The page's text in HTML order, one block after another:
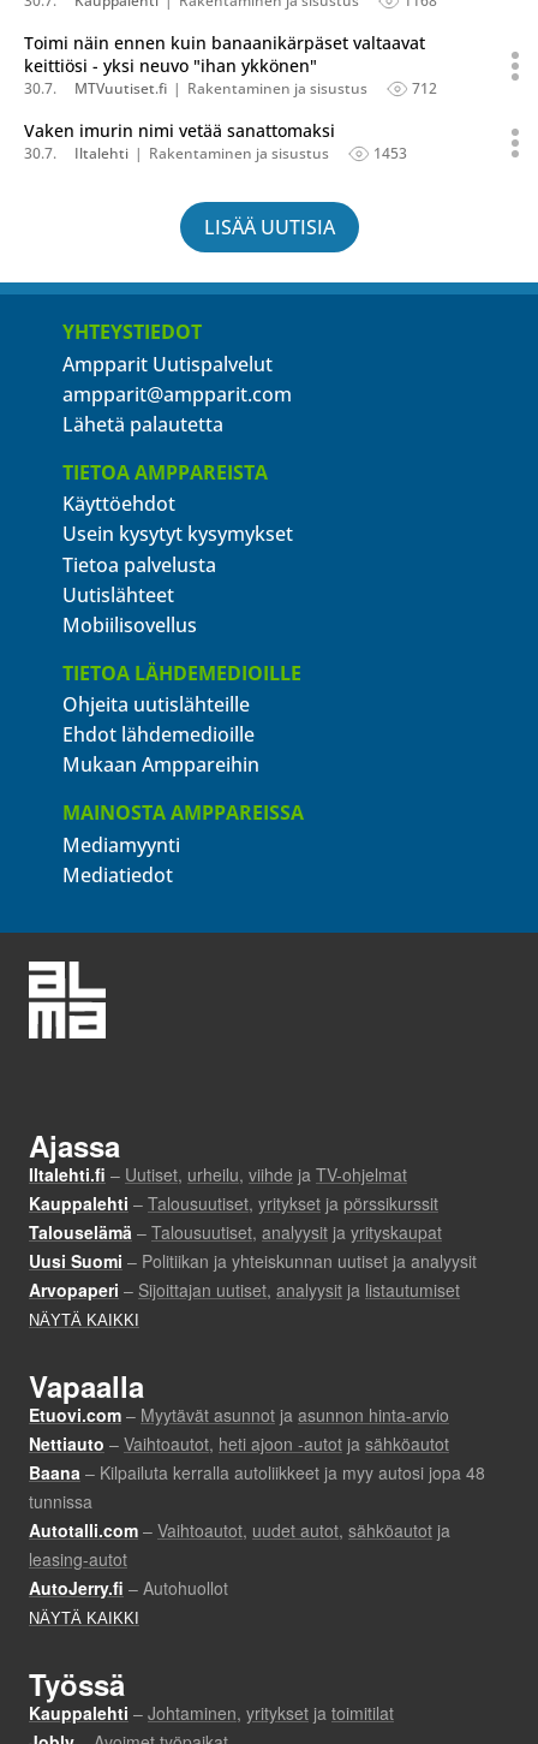
Toimi näin ennen kuin banaanikärpäset valtaavat
keittiösi - yksi neuvo "ihan ykkönen"
30.7. MTVuutiset.fi Rakentaminen ja sisustus 712
Vaken imurin nimi vetää sanattomaksi
30.7. Iltalehti Rakentaminen ja sisustus 1453
LISÄÄ UUTISIA
YHTEYSTIEDOT
Ampparit Uutispalvelut
ampparit@ampparit.com
Lähetä palautetta
TIETOA AMPPAREISTA
Käyttöehdot
Usein kysytyt kysymykset
Tietoa palvelusta
Uutislähteet
Mobiilisovellus
TIETOA LÄHDEMEDIOILLE
Ohjeita uutislähteille
Ehdot lähdemedioille
Mukaan Amppareihin
MAINOSTA AMPPAREISSA
Mediamyynti
Mediatiedot